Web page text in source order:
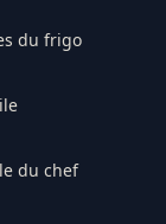
du frigo
du chef